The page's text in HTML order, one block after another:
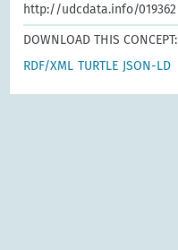
http://udcdata.info/019362
DOWNLOAD THIS CONCEPT:
RDF/XML TURTLE JSON-LD